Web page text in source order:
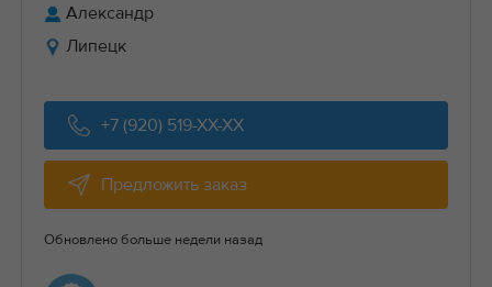
Александр
Липецк
+7 (920) 519-XX-XX
Предложить заказ
Обновлено больше недели назад